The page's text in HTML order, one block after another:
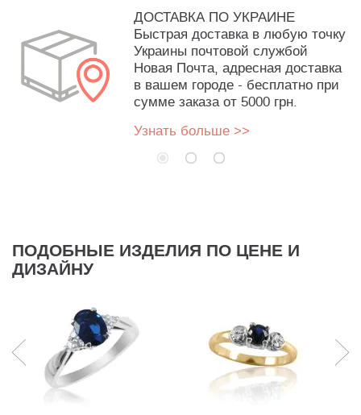
ДОСТАВКА ПО УКРАИНЕ
Быстрая доставка в любую точку
Украины почтовой службой
Новая Почта, адресная доставка
в вашем городе - бесплатно при
сумме заказа от 5000 грн.
Узнать больше >>
ПОДОБНЫЕ ИЗДЕЛИЯ ПО ЦЕНЕ И
ДИЗАЙНУ